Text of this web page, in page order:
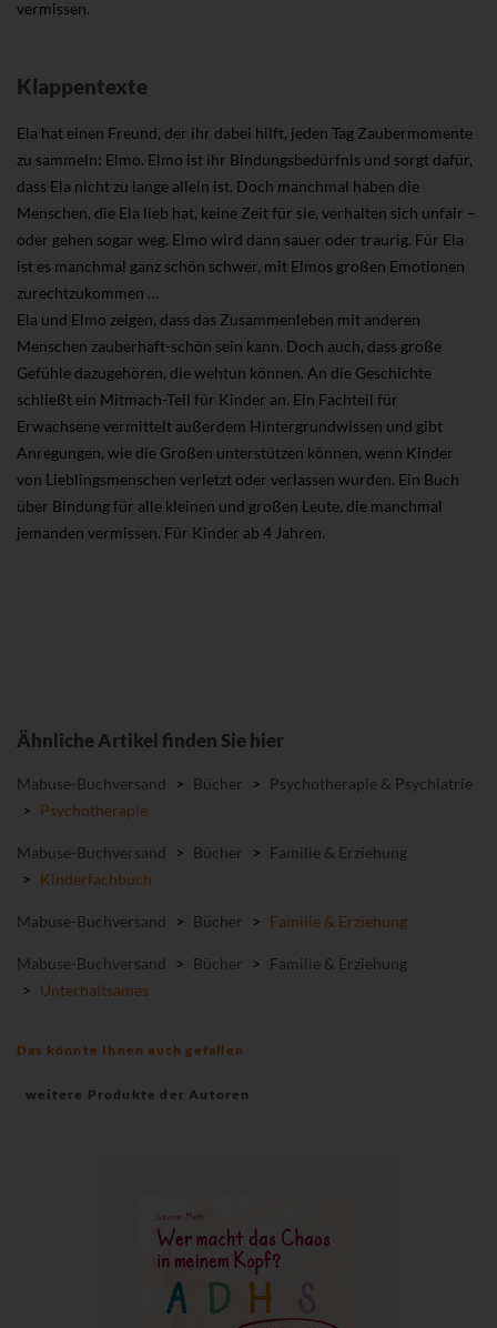
vermissen.
Klappentexte
Ela hat einen Freund, der ihr dabei hilft, jeden Tag Zaubermomente
zu sammeln: Elmo. Elmo ist ihr Bindungsbedürfnis und sorgt dafür,
dass Ela nicht zu lange allein ist. Doch manchmal haben die
Menschen, die Ela lieb hat, keine Zeit für sie, verhalten sich unfair –
oder gehen sogar weg. Elmo wird dann sauer oder traurig. Für Ela
ist es manchmal ganz schön schwer, mit Elmos großen Emotionen
zurechtzukommen …
Ela und Elmo zeigen, dass das Zusammenleben mit anderen
Menschen zauberhaft-schön sein kann. Doch auch, dass große
Gefühle dazugehören, die wehtun können. An die Geschichte
schließt ein Mitmach-Teil für Kinder an. Ein Fachteil für
Erwachsene vermittelt außerdem Hintergrundwissen und gibt
Anregungen, wie die Großen unterstützen können, wenn Kinder
von Lieblingsmenschen verletzt oder verlassen wurden. Ein Buch
über Bindung für alle kleinen und großen Leute, die manchmal
jemanden vermissen. Für Kinder ab 4 Jahren.
Ähnliche Artikel finden Sie hier
Mabuse-Buchversand > Bücher >
Psychotherapie & Psychiatrie
> Psychotherapie
Mabuse-Buchversand > Bücher > Familie & Erziehung
> Kinderfachbuch
Mabuse-Buchversand > Bücher > Familie & Erziehung
Mabuse-Buchversand > Bücher > Familie & Erziehung
> Unterhaltsames
Das könnte Ihnen auch gefallen
weitere Produkte der Autoren